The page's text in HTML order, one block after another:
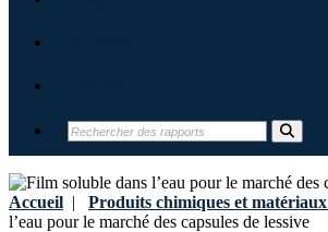
Accueil | Produits chimiques et matériaux
l’eau pour le marché des capsules de lessive